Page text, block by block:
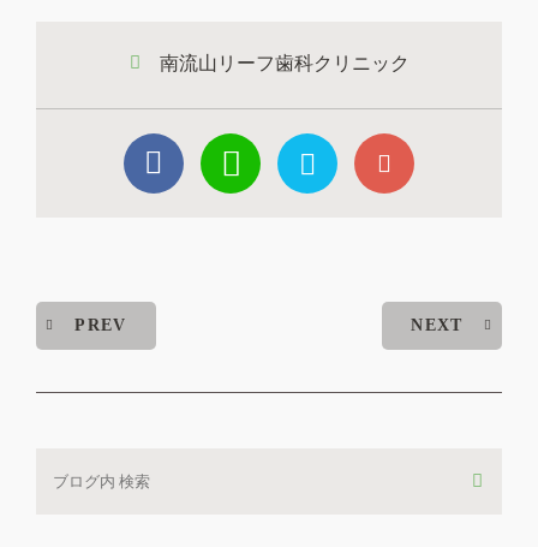
2026.07.09
矯正担当医のいる日のお知らせ
2026.06.18
南流山リーフ歯科クリニック
PREV NEXT